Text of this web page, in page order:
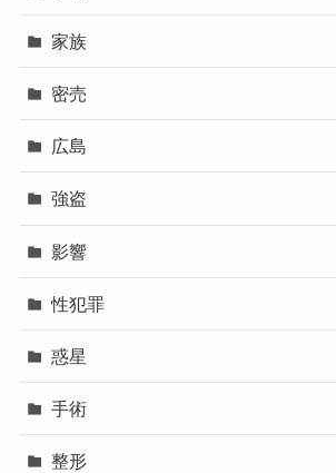
家族
密売
広島
強盗
影響
性犯罪
惑星
手術
整形